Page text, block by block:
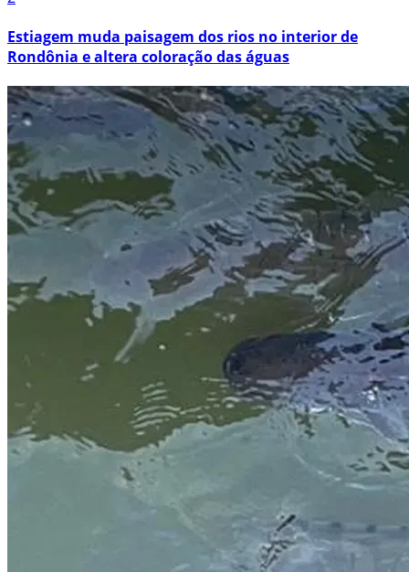
Estiagem muda paisagem dos rios no interior de
Rondônia e altera coloração das águas